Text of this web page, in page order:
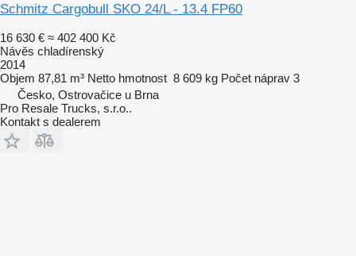
Schmitz Cargobull SKO 24/L - 13.4 FP60
16 630 € ≈ 402 400 Kč
Návěs chladírenský
2014
Objem 87,81 m³ Netto hmotnost 8 609 kg Počet náprav 3
Česko, Ostrovačice u Brna
Pro Resale Trucks, s.r.o..
Kontakt s dealerem